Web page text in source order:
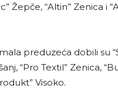
Žepče, “Altin” Zenica i
preduzeća dobili su
“Pro Textil” Zenica,
Visoko.